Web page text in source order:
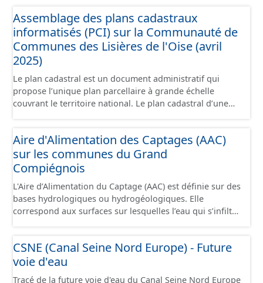
sont désaffectées mais sont toujours physiquement
présentes sur le terrain.
Assemblage des plans cadastraux
informatisés (PCI) sur la Communauté de
Communes des Lisières de l'Oise (avril
2025)
Le plan cadastral est un document administratif qui
propose l’unique plan parcellaire à grande échelle
couvrant le territoire national. Le plan cadastral d’une
communément appelées « feuilles de plan ». La parcelle
est l’unité cadastrale de base. C’est un terrain d’un seul
tenant situé dans un même lieudit et appartenant à un
même propriétaire. Le plan cadastral au format vecteur
est issu majoritairement de numérisation du plan
cadastral papier ou raster réalisée dans le cadre de
conventions avec les collectivités territoriales. Les plans
(RGF93). Cette ressource propose l'assemblage des
données des feuilles de plan à la commune, elles même
regroupées à l'échelle de la Communauté de Communes
Aire d'Alimentation des Captages (AAC)
sur les communes du Grand
Compiégnois
L'Aire d’Alimentation du Captage (AAC) est définie sur des
bases hydrologiques ou hydrogéologiques. Elle
correspond aux surfaces sur lesquelles l’eau qui s’infiltre
correspond : - pour un ouvrage de prélèvement destiné
à l'eau potable en eau superficielle : au sous-bassin
CSNE (Canal Seine Nord Europe) - Future
voie d'eau
Tracé de la future voie d'eau du Canal Seine Nord Europe